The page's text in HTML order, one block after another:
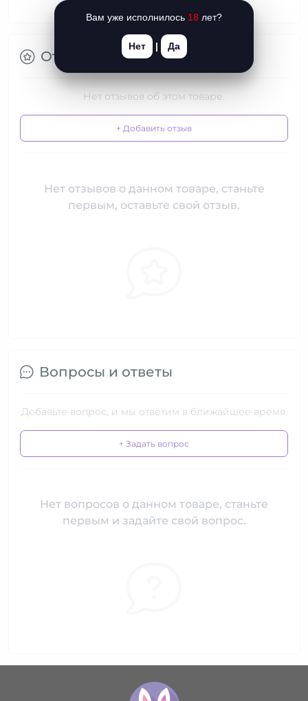
Отзывы
Нет отзывов об этом товаре.
+ Добавить отзыв
Нет отзывов о данном товаре, станьте
первым, оставьте свой отзыв.
Вопросы и ответы
Добавьте вопрос, и мы ответим в ближайшее время.
+ Задать вопрос
Нет вопросов о данном товаре, станьте
первым и задайте свой вопрос.
Вам уже исполнилось 18 лет?
Нет | Да